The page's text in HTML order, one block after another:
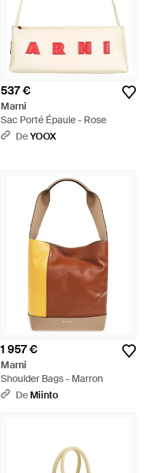
537 €
Marni
Sac Porté Épaule - Rose
DeYOOX
1 957 €
Marni
Shoulder Bags - Marron
De Miinto